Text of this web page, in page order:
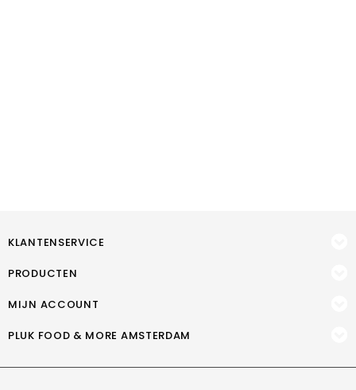
KLANTENSERVICE
PRODUCTEN
MIJN ACCOUNT
PLUK FOOD & MORE AMSTERDAM